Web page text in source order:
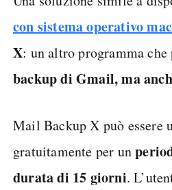
con sistema operativo
X: un altro programma
backup di Gmail, ma
Mail Backup X può essere
gratuitamente per un
durata di 15 giorni.